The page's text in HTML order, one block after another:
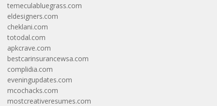
temeculabluegrass.com
eldesigners.com
cheklani.com
totodal.com
apkcrave.com
bestcarinsurancewsa.com
complidia.com
eveningupdates.com
mcochacks.com
mostcreativeresumes.com